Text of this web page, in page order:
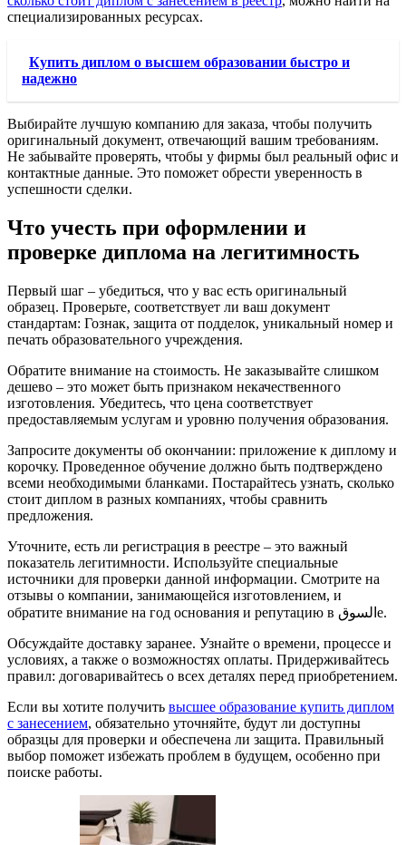
специализированных ресурсах.
Купить диплом о высшем образовании быстро и
надежно
Выбирайте лучшую компанию для заказа, чтобы получить
оригинальный документ, отвечающий вашим требованиям.
Не забывайте проверять, чтобы у фирмы был реальный офис и
контактные данные. Это поможет обрести уверенность в
успешности сделки.
Что учесть при оформлении и
проверке диплома на легитимность
Первый шаг – убедиться, что у вас есть оригинальный
образец. Проверьте, соответствует ли ваш документ
стандартам: Гознак, защита от подделок, уникальный номер и
печать образовательного учреждения.
Обратите внимание на стоимость. Не заказывайте слишком
дешево – это может быть признаком некачественного
изготовления. Убедитесь, что цена соответствует
предоставляемым услугам и уровню получения образования.
Запросите документы об окончании: приложение к диплому и
корочку. Проведенное обучение должно быть подтверждено
всеми необходимыми бланками. Постарайтесь узнать, сколько
стоит диплом в разных компаниях, чтобы сравнить
предложения.
Уточните, есть ли регистрация в реестре – это важный
показатель легитимности. Используйте специальные
источники для проверки данной информации. Смотрите на
отзывы о компании, занимающейся изготовлением, и
обратите внимание на год основания и репутацию в السوقе.
Обсуждайте доставку заранее. Узнайте о времени, процессе и
условиях, а также о возможностях оплаты. Придерживайтесь
правил: договаривайтесь о всех деталях перед приобретением.
Если вы хотите получить высшее образование купить диплом
с занесением, обязательно уточняйте, будут ли доступны
образцы для проверки и обеспечена ли защита. Правильный
выбор поможет избежать проблем в будущем, особенно при
поиске работы.